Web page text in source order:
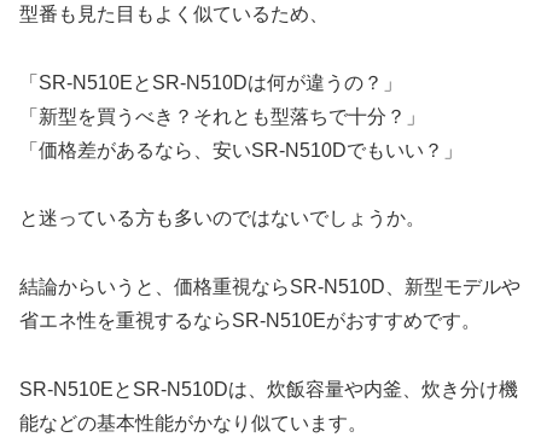
型番も見た目もよく似ているため、
「SR-N510EとSR-N510Dは何が違うの？」
「新型を買うべき？それとも型落ちで十分？」
「価格差があるなら、安いSR-N510Dでもいい？」
と迷っている方も多いのではないでしょうか。
結論からいうと、価格重視ならSR-N510D、新型モデルや
省エネ性を重視するならSR-N510Eがおすすめです。
SR-N510EとSR-N510Dは、炊飯容量や内釜、炊き分け機
能などの基本性能がかなり似ています。